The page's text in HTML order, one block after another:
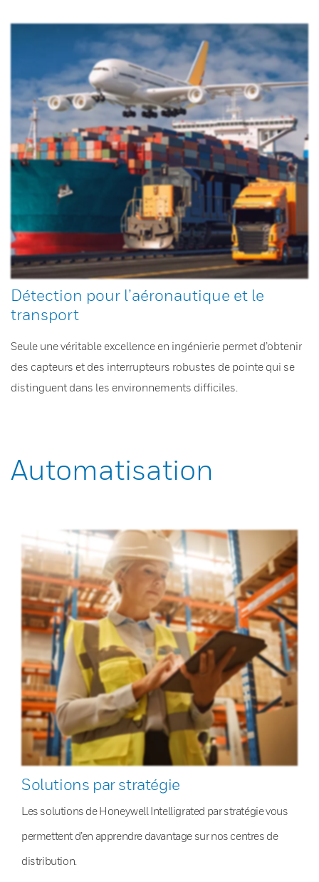
Détection pour l’aéronautique et le
transport
Seule une véritable excellence en ingénierie permet d’obtenir
des capteurs et des interrupteurs robustes de pointe qui se
distinguent dans les environnements difficiles.
Automatisation
Solutions par stratégie
Les solutions de Honeywell Intelligrated par stratégie vous
permettent d’en apprendre davantage sur nos centres de
distribution.